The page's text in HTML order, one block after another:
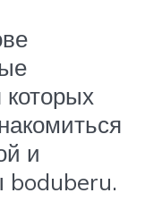
и
boduberu.